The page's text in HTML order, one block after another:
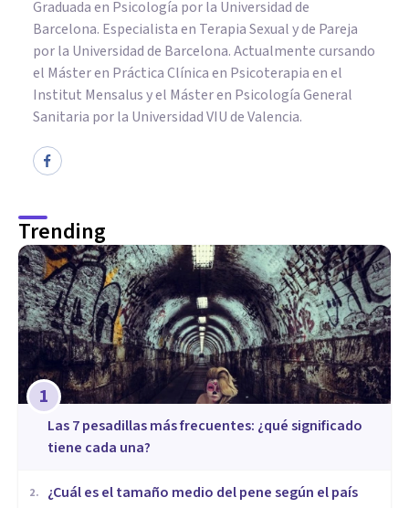
Graduada en Psicología por la Universidad de
Barcelona. Especialista en Terapia Sexual y de Pareja
por la Universidad de Barcelona. Actualmente cursando
el Máster en Práctica Clínica en Psicoterapia en el
Institut Mensalus y el Máster en Psicología General
Sanitaria por la Universidad VIU de Valencia.
Trending
1
Las 7 pesadillas más frecuentes: ¿qué significado
tiene cada una?
2.
¿Cuál es el tamaño medio del pene según el país